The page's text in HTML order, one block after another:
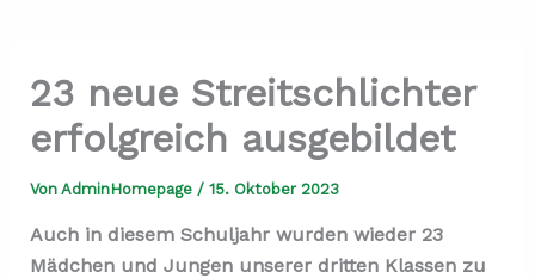
23 neue Streitschlichter
erfolgreich ausgebildet
Von AdminHomepage / 15. Oktober 2023
Auch in diesem Schuljahr wurden wieder 23
Mädchen und Jungen unserer dritten Klassen zu